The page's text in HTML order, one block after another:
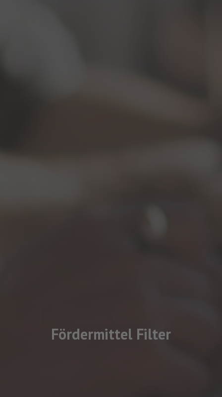
Fördermittel Filter